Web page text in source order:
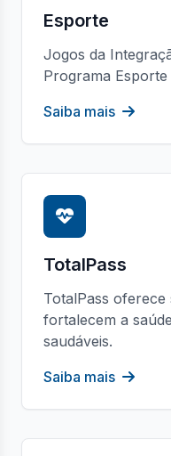
Esporte
Jogos da
Programa
Saiba mais
TotalPass
TotalPass
fortalecem a
saudáveis.
Saiba mais